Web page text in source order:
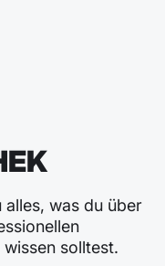
was du über
solltest.